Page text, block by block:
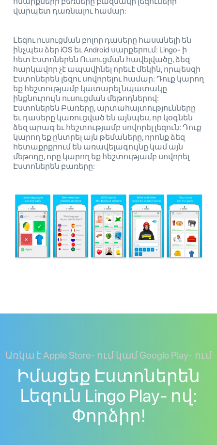
վարպետ դառնալու համար:
Լեզու ուսուցման բոլոր դասերը հասանելի են
ինչպես ձեր iOS եւ Android սարքերում: Lingo- ի
հետ Էստոներեն Ուսուցման հավելվածը, ձեզ
հարկավոր չէ ապավինել որեւէ մեկին, որպեսզի
Էստոներեն լեզու սովորելու համար: Դուք կարող
եք հեշտությամբ կատարել նպատակը
ինքնուրույն ուսուցման մեթոդներով:
Էստոներեն Բառերը, արտահայտությունները
եւ դասերը կառուցված են այնպես, որ կօգնեն
ձեզ արագ եւ հեշտությամբ սովորել լեզուն: Դուք
կարող եք ընտրել այն թեմաները, որոնք ձեզ
հետաքրքրում են առավելագույնը կամ այն ​​
մեթոդը, որը կարող եք հեշտությամբ սովորել
Էստոներեն բառերը:
Առկա է Apple Store- ում կամ Google Play- ում
Իմացեք Էստոներեն
Լեզուն Lingo Play- ով:
Փորձիր!